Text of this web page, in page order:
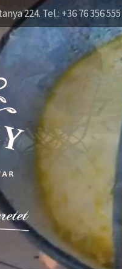
224. Tel.: +36 76 356 555